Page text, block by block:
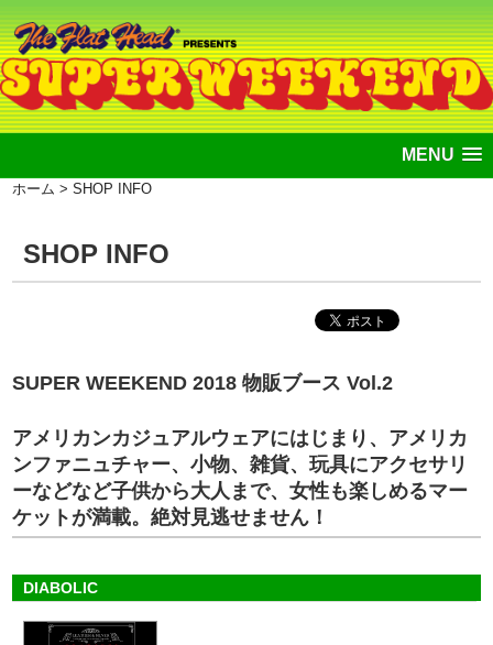
MENU
ホーム > SHOP INFO
SHOP INFO
SUPER WEEKEND 2018 物販ブース Vol.2
アメリカンカジュアルウェアにはじまり、アメリカ
ンファニュチャー、小物、雑貨、玩具にアクセサリ
ーなどなど子供から大人まで、女性も楽しめるマー
ケットが満載。絶対見逃せません！
DIABOLIC